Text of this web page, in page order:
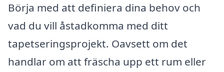
Börja med att definiera dina behov och
vad du vill åstadkomma med ditt
tapetseringsprojekt. Oavsett om det
handlar om att fräscha upp ett rum eller